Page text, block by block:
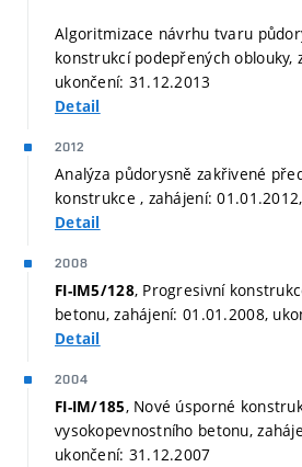
Algoritmizace návrhu tvaru
konstrukcí podepřených oblouky,
ukončení: 31.12.2013
Detail
2012
Analýza půdorysně zakřivené
konstrukce , zahájení:
Detail
2008
FI-IM5/128, Progresivní
betonu, zahájení: 01.01.2008,
Detail
2004
FI-IM/185, Nové úsporné
vysokopevnostního betonu,
ukončení: 31.12.2007